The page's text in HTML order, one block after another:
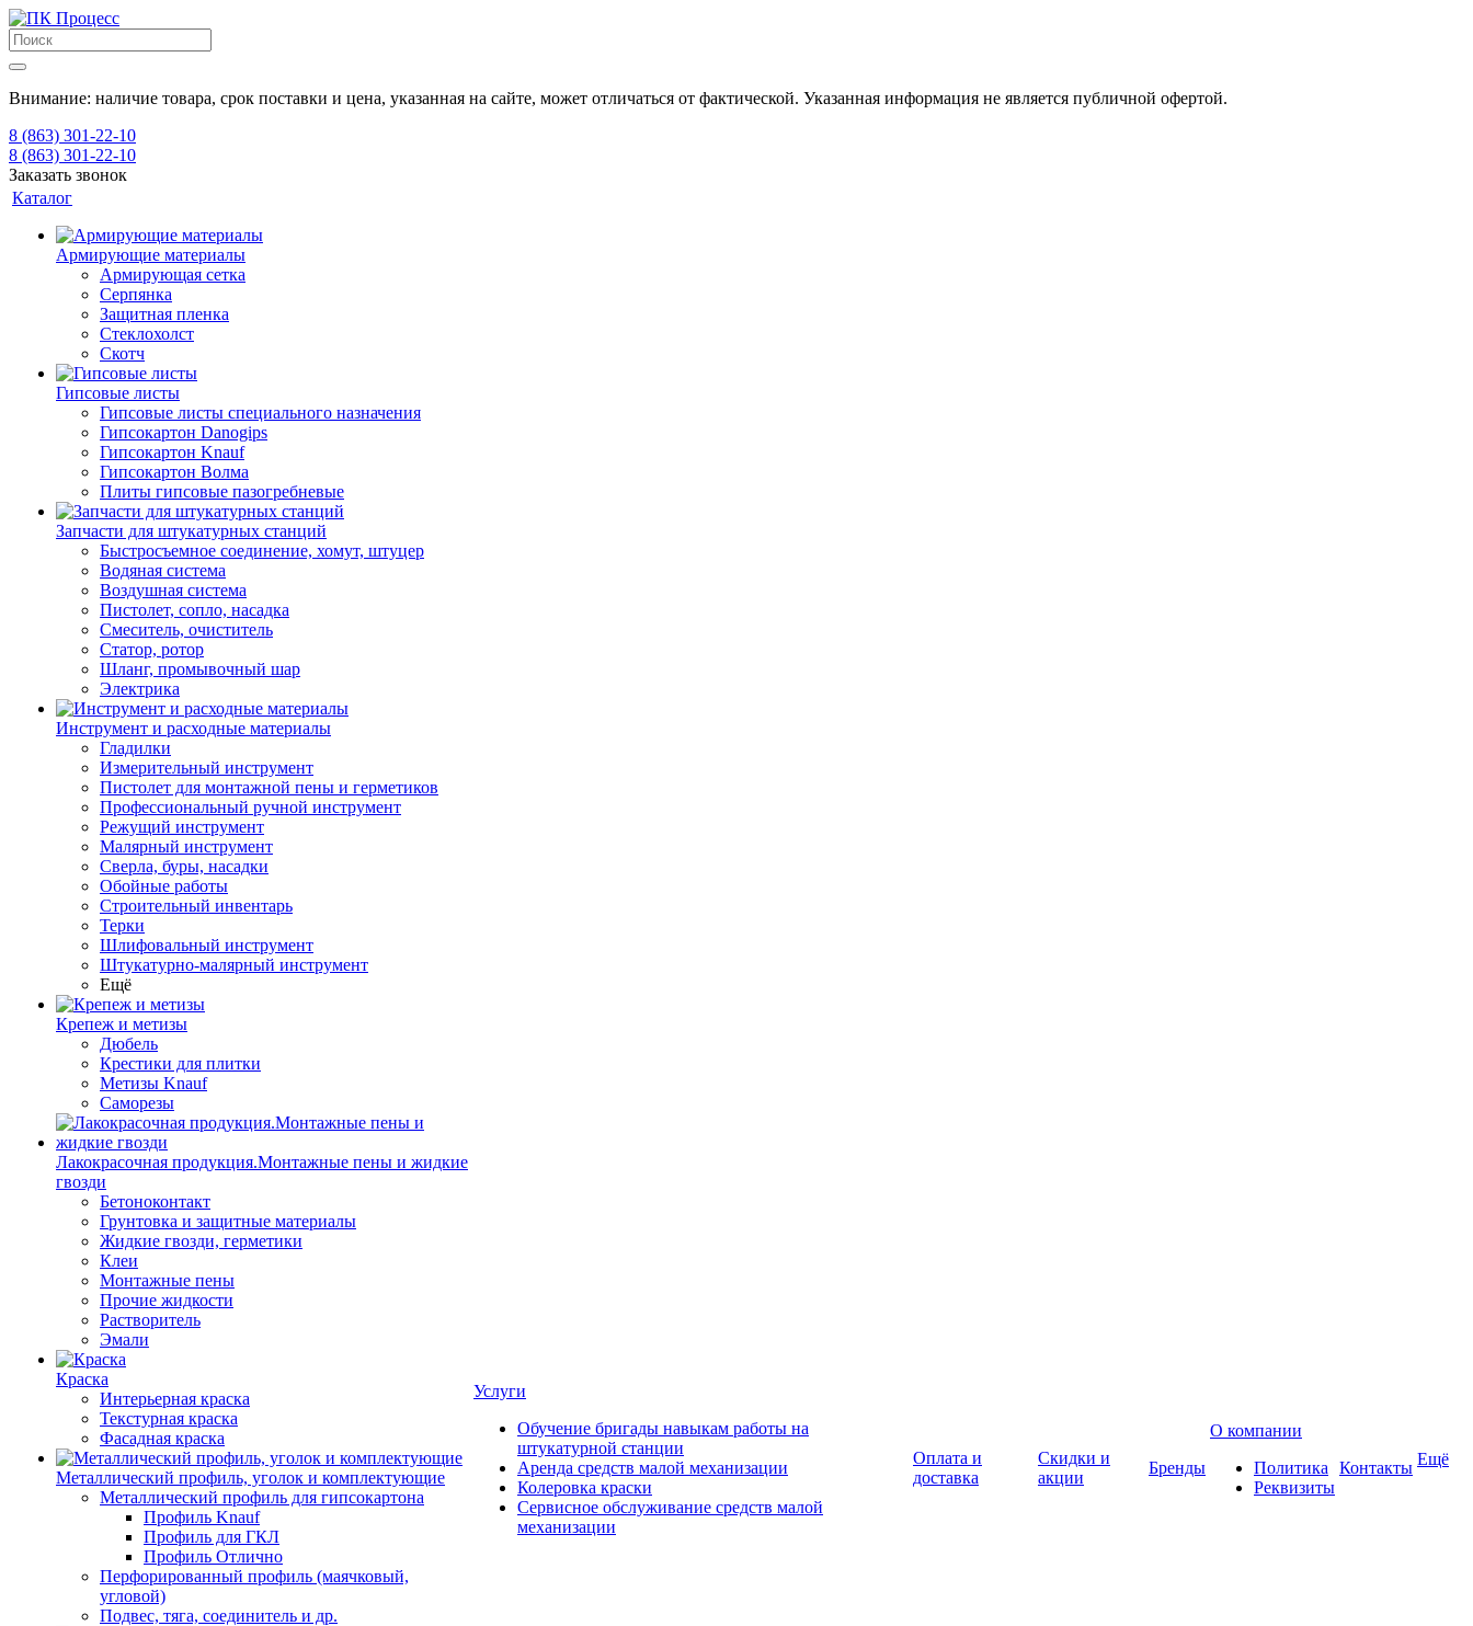
Внимание: наличие товара, срок поставки и цена, указанная на сайте, может отличаться от фактической. Указанная информация не является публичной офертой.
8 (863) 301-22-10
8 (863) 301-22-10
Заказать звонок
Каталог
Армирующие материалы
Армирующая сетка
Серпянка
Защитная пленка
Стеклохолст
Скотч
Гипсовые листы
Гипсовые листы специального назначения
Гипсокартон Danogips
Гипсокартон Knauf
Гипсокартон Волма
Плиты гипсовые пазогребневые
Запчасти для штукатурных станций
Быстросъемное соединение, хомут, штуцер
Водяная система
Воздушная система
Пистолет, сопло, насадка
Смеситель, очиститель
Статор, ротор
Шланг, промывочный шар
Электрика
Инструмент и расходные материалы
Гладилки
Измерительный инструмент
Пистолет для монтажной пены и герметиков
Профессиональный ручной инструмент
Режущий инструмент
Малярный инструмент
Сверла, буры, насадки
Обойные работы
Строительный инвентарь
Терки
Шлифовальный инструмент
Штукатурно-малярный инструмент
Ещё
Крепеж и метизы
Дюбель
Крестики для плитки
Метизы Knauf
Саморезы
Лакокрасочная продукция.Монтажные пены и жидкие
гвозди
Бетоноконтакт
Грунтовка и защитные материалы
Жидкие гвозди, герметики
Клеи
Монтажные пены
Прочие жидкости
Растворитель
Эмали
Краска
Интерьерная краска
Текстурная краска
Фасадная краска
Металлический профиль, уголок и комплектующие
Металлический профиль для гипсокартона
Профиль Knauf
Профиль для ГКЛ
Профиль Отлично
Перфорированный профиль (маячковый,
угловой)
Подвес, тяга, соединитель и др.
Услуги
Обучение бригады навыкам работы на
штукатурной станции
Аренда средств малой механизации
Колеровка краски
Сервисное обслуживание средств малой
механизации
Оплата и
доставка
Скидки и
акции
Бренды
О компании
Политика
Реквизиты
Контакты Ещё